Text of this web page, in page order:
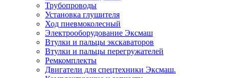
Трубопроводы
Установка глушителя
Ход пневмоколесный
Электрооборудование Эксмаш
Втулки и пальцы экскаваторов
Втулки и пальцы перегружателей
Ремкомплекты
Двигатели для спецтехники Эксмаш.